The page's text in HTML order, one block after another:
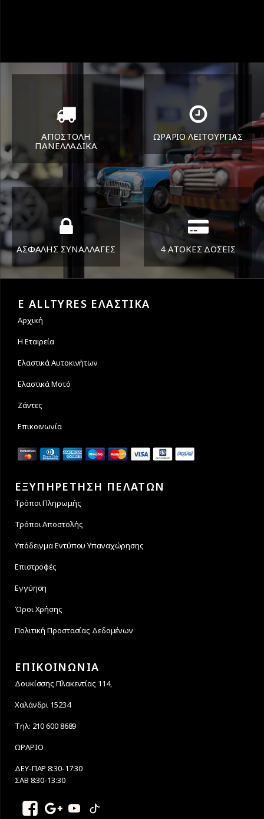
ΑΠΟΣΤΟΛΗ
ΠΑΝΕΛΛΑΔΙΚA
Όπου και αν είστε θα σας
στείλουμε τα ελαστικά σας
ΩΡΑΡΙΟ ΛΕΙΤΟΥΡΓΙΑΣ
ΔΕΥ-ΠΑΡ 8:30-17:30
ΣΑΒ 8:30-13:30
ΑΣΦΑΛΗΣ ΣΥΝΑΛΛΑΓΕΣ 4 ΑΤΟΚΕΣ ΔΟΣΕΙΣ
E ALLTYRES ΕΛΑΣΤΙΚΑ
Αρχική
Η Εταιρεία
Ελαστικά Αυτοκινήτων
Ελαστικά Μοτό
Ζάντες
Επικοινωνία
ΕΞΥΠΗΡΕΤΗΣΗ ΠΕΛΑΤΩΝ
Τρόποι Πληρωμής
Τρόποι Αποστολής
Υπόδειγμα Εντύπου Υπαναχώρησης
Επιστροφές
Εγγύηση
Όροι Χρήσης
Πολιτική Προστασίας Δεδομένων
ΕΠΙΚΟΙΝΩΝΙΑ
Δουκίσσης Πλακεντίας 114,
Χαλάνδρι 15234
Τηλ: 210 600 8689
ΩΡΑΡΙΟ
ΔΕΥ-ΠΑΡ 8:30-17:30
ΣΑΒ 8:30-13:30